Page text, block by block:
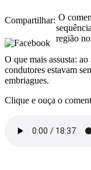
Compartilhar: O
região
O que mais assusta:
condutores estavam
embriagues.
Clique e ouça o